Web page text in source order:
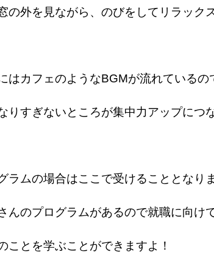
の外を見ながら、のびをしてリラック
はカフェのようなBGMが流れているの
りすぎないところが集中力アップにつ
ラムの場合はここで受けることとなりま
んのプログラムがあるので就職に向け
ことを学ぶことができますよ！